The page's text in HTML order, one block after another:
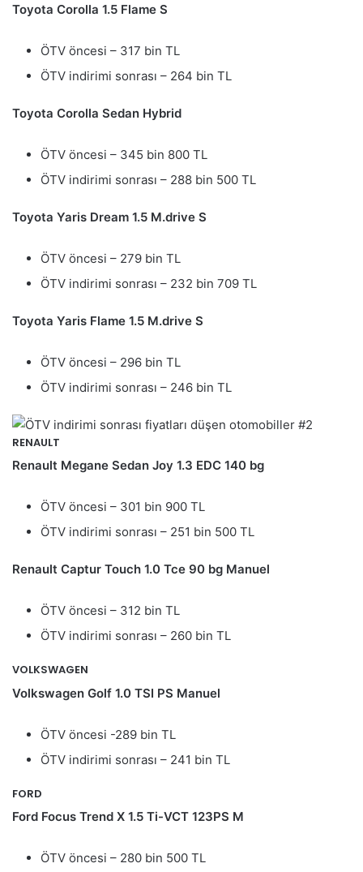
Toyota Corolla 1.5 Flame S
ÖTV öncesi – 317 bin TL
ÖTV indirimi sonrası – 264 bin TL
Toyota Corolla Sedan Hybrid
ÖTV öncesi – 345 bin 800 TL
ÖTV indirimi sonrası – 288 bin 500 TL
Toyota Yaris Dream 1.5 M.drive S
ÖTV öncesi – 279 bin TL
ÖTV indirimi sonrası – 232 bin 709 TL
Toyota Yaris Flame 1.5 M.drive S
ÖTV öncesi – 296 bin TL
ÖTV indirimi sonrası – 246 bin TL
RENAULT
Renault Megane Sedan Joy 1.3 EDC 140 bg
ÖTV öncesi – 301 bin 900 TL
ÖTV indirimi sonrası – 251 bin 500 TL
Renault Captur Touch 1.0 Tce 90 bg Manuel
ÖTV öncesi – 312 bin TL
ÖTV indirimi sonrası – 260 bin TL
VOLKSWAGEN
Volkswagen Golf 1.0 TSI PS Manuel
ÖTV öncesi -289 bin TL
ÖTV indirimi sonrası – 241 bin TL
FORD
Ford Focus Trend X 1.5 Ti-VCT 123PS M
ÖTV öncesi – 280 bin 500 TL